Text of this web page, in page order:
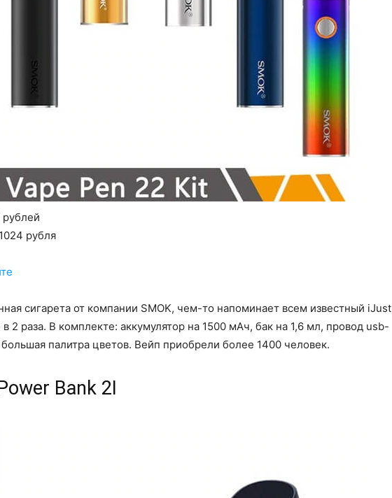
рублей
1024 рубля
сигарета от компании SMOK, чем-то напоминает всем известный iJust
2 раза. В комплекте: аккумулятор на 1500 мАч, бак на 1,6 мл, провод usb-
палитра цветов. Вейп приобрели более 1400 человек.
Bank 2I